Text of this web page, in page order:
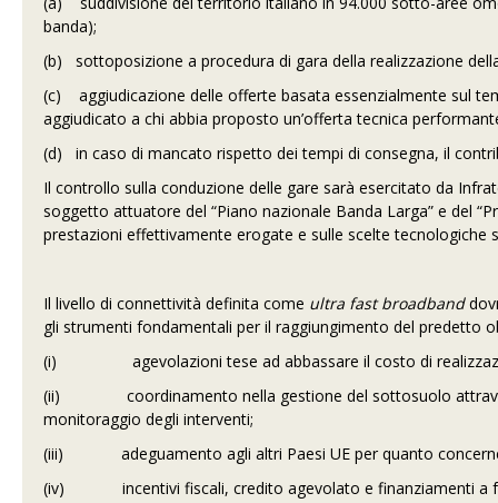
banda);
(b) sottoposizione a procedura di gara della realizzazione
(c) aggiudicazione delle offerte basata essenzialmente sul
aggiudicato a chi abbia proposto un’offerta tecnica
(d) in caso di mancato rispetto dei tempi di consegna, il
Il controllo sulla conduzione delle gare sarà esercitato da
soggetto attuatore del “Piano nazionale Banda Larga” e del
prestazioni effettivamente erogate e sulle scelte tecnologiche
Il livello di connettività definita come ultra fast broadband
gli strumenti fondamentali per il raggiungimento del predetto
(i) agevolazioni tese ad abbassare il costo di
(ii) coordinamento nella gestione del sottosuolo
monitoraggio degli interventi;
(iii) adeguamento agli altri Paesi UE per quanto
(iv) incentivi fiscali, credito agevolato e finanziamenti a